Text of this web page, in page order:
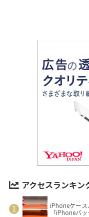
アクセスランキン
iPhoneケース
「iPhoneバ